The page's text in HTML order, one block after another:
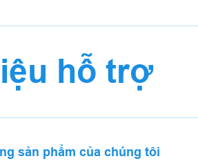
hỗ trợ
sản phẩm của chúng tôi